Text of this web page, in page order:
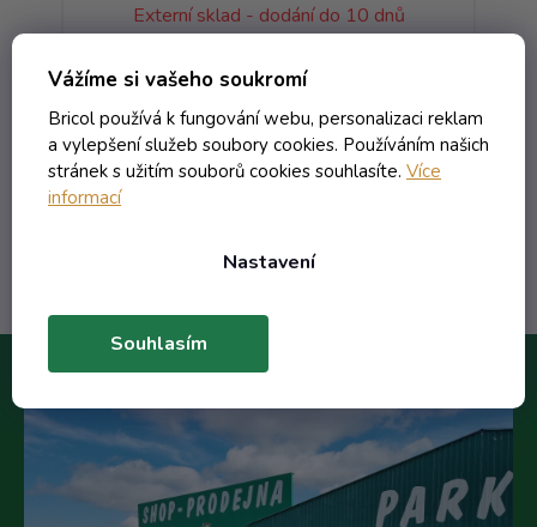
Vážíme si vašeho soukromí
Bricol používá k fungování webu, personalizaci reklam
a vylepšení služeb soubory cookies. Používáním našich
stránek s užitím souborů cookies souhlasíte. Více
informací
Nastavení
Souhlasím
Externí sklad - dodání do 10 dnů
37,18 Kč včetně DPH
30,73 Kč/ ks